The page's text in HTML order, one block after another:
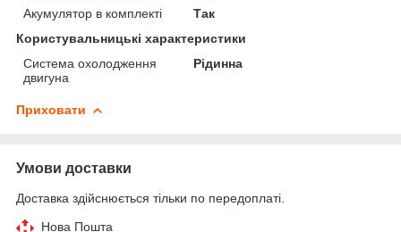
Акумулятор в комплекті
Так
Користувальницькі характеристики
Система охолодження
двигуна
Рідинна
Приховати
Умови доставки
Доставка здійснюється тільки по передоплаті.
Нова Пошта